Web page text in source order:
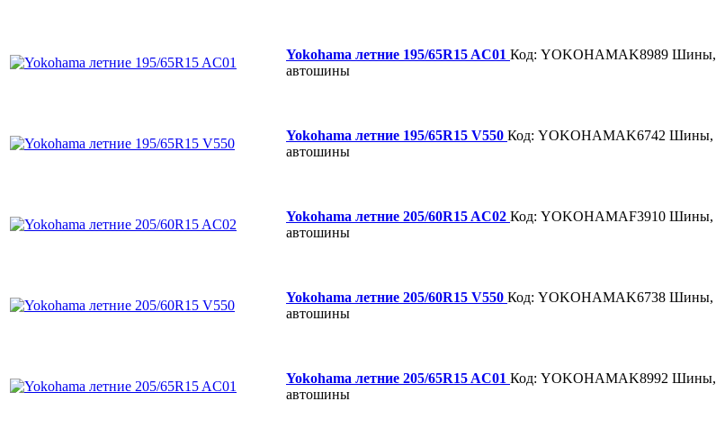
Yokohama летние 195/65R15 AC01 Код: YOKOHAMAK8989 Шины,
автошины
Yokohama летние 195/65R15 V550 Код: YOKOHAMAK6742 Шины,
автошины
Yokohama летние 205/60R15 AC02 Код: YOKOHAMAF3910 Шины,
автошины
Yokohama летние 205/60R15 V550 Код: YOKOHAMAK6738 Шины,
автошины
Yokohama летние 205/65R15 AC01 Код: YOKOHAMAK8992 Шины,
автошины